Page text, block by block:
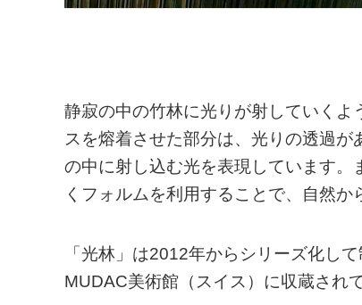
静寂の中の竹林に光りが射していく
スを熔着させた部分は、光りの透過
の中に射し込む光を表現しています
くフォルムを利用することで、自然か
「光林」は2012年からシリーズ化し
MUDAC美術館（スイス）に収蔵され